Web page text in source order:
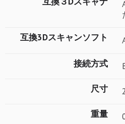
互換3Dスキャンソフト
接続方式
尺寸
重量